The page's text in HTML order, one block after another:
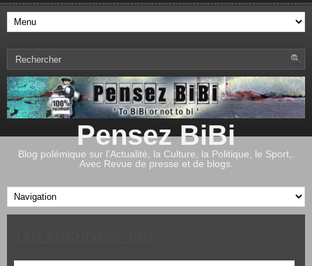
Pensez BiBi
Blog polémique sur l'Actualité, la Culture, la Politique, le Sport,.
Avec Revue de presse et de blogs.